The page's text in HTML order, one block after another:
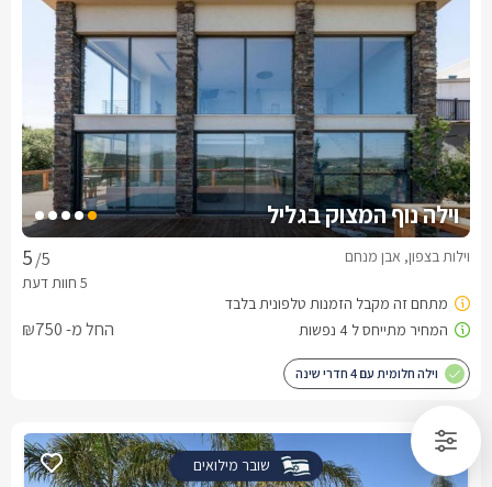
וילה נוף המצוק בגליל
/5 וילות בצפון, אבן מנחם
החל מ- ₪750
וילה חלומית עם 4 חדרי שינה
שובר מילואים